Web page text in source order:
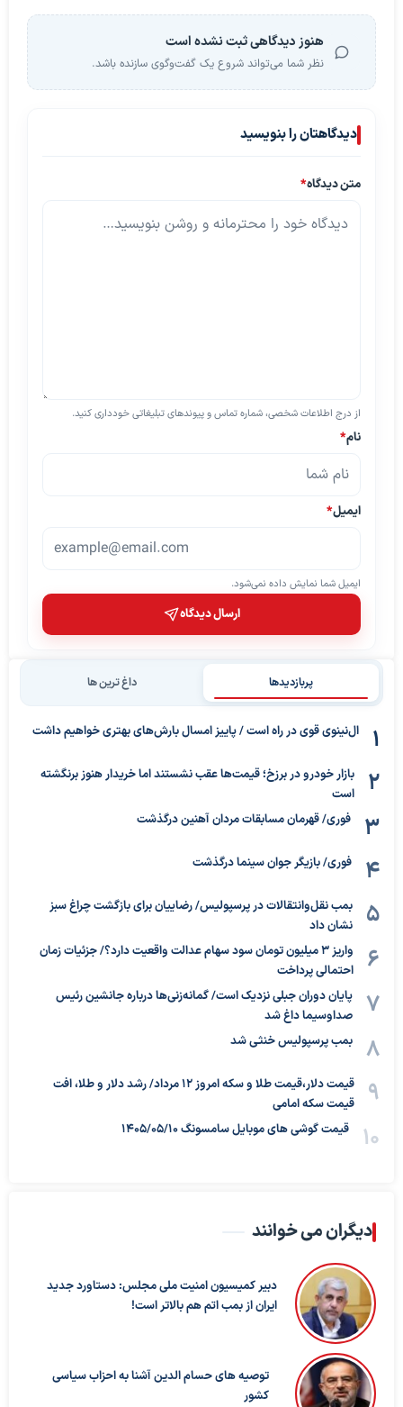
هنوز دیدگاهی ثبت نشده است
نظر شما می‌تواند شروع یک گفت‌وگوی سازنده باشد.
دیدگاهتان را بنویسید
متن دیدگاه*
از درج اطلاعات شخصی، شماره تماس و پیوندهای تبلیغاتی خودداری کنید.
نام*
ایمیل*
ایمیل شما نمایش داده نمی‌شود.
ارسال دیدگاه
پربازدیدها داغ ترین ها
ال‌نینوی قوی در راه است / پاییز امسال بارش‌های بهتری خواهیم داشت
بازار خودرو در برزخ؛ قیمت‌ها عقب نشستند اما خریدار هنوز برنگشته
است
فوری/ قهرمان مسابقات مردان آهنین درگذشت
فوری/ بازیگر جوان سینما درگذشت
بمب نقل‌وانتقالات در پرسپولیس/ رضاییان برای بازگشت چراغ سبز
نشان داد
واریز ۳ میلیون تومان سود سهام عدالت واقعیت دارد؟/ جزئیات زمان
احتمالی پرداخت
پایان دوران جبلی نزدیک است/ گمانه‌زنی‌ها درباره جانشین رئیس
صداوسیما داغ شد
بمب پرسپولیس خنثی شد
قیمت دلار،قیمت طلا و سکه امروز ۱۲ مرداد/ رشد دلار و طلا، افت
قیمت سکه امامی
قیمت گوشی های موبایل سامسونگ 1405/05/10
دیگران می خوانند
دبیر کمیسیون امنیت ملی مجلس: دستاورد جدید
ایران از بمب اتم هم بالاتر است!
توصیه های حسام الدین آشنا به احزاب سیاسی
کشور